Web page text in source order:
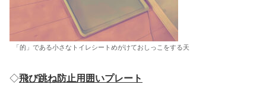
「的」である小さなトイレシートめがけておしっこをする天
◇飛び跳ね防止用囲いプレート